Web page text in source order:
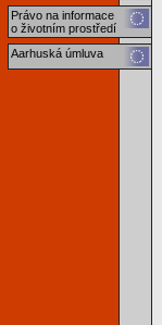
Právo na informace
o životním prostředí
Aarhuská úmluva